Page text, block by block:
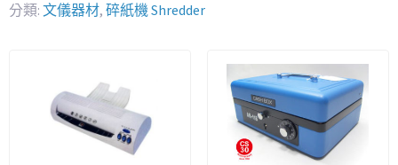
分類: 文儀器材, 碎紙機 Shredder